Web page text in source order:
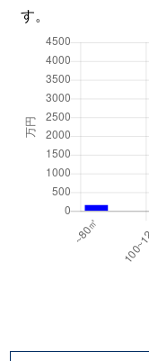
す。